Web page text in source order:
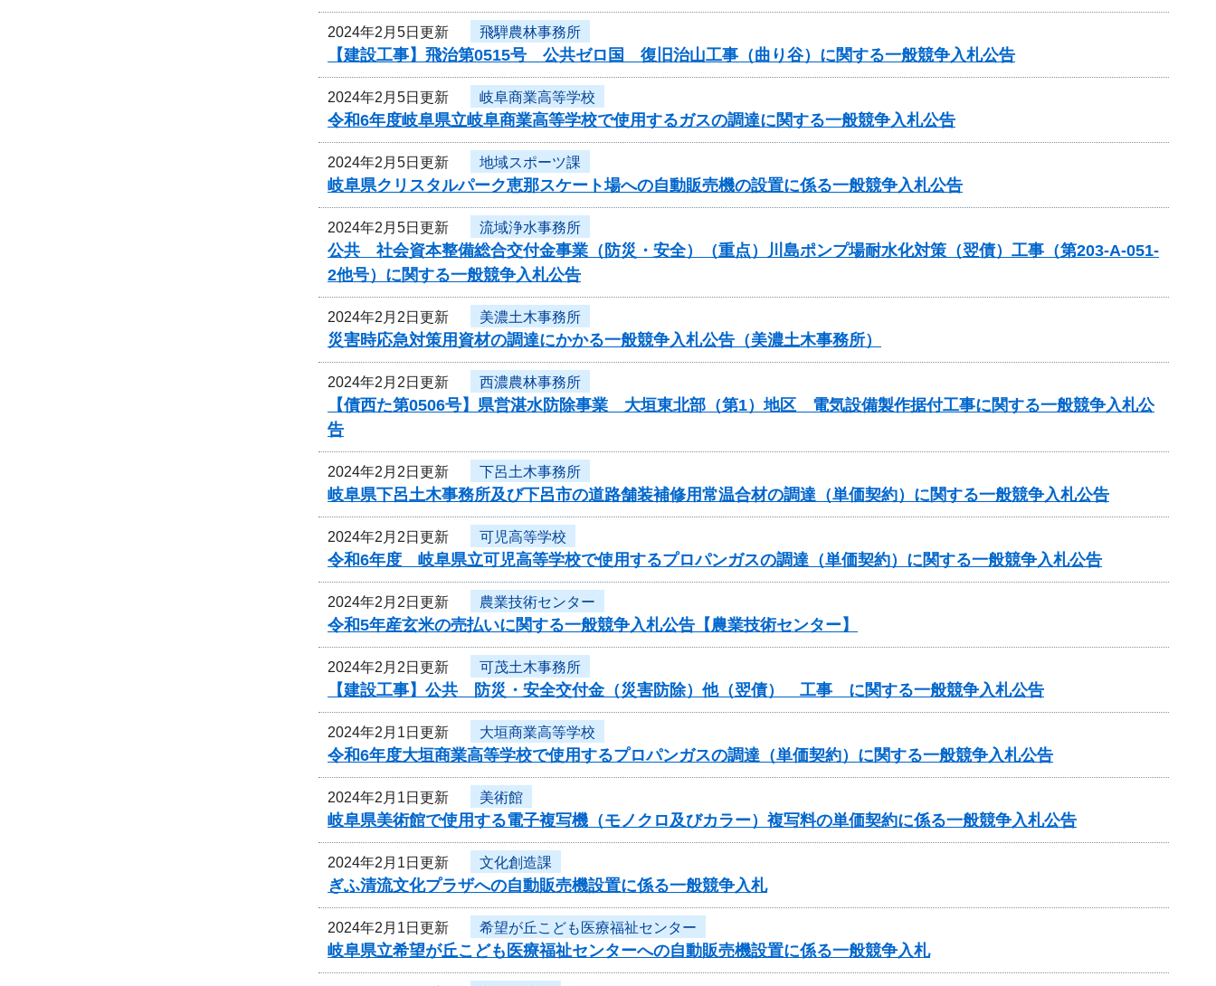
2024年2月5日更新 飛騨農林事務所
【建設工事】飛治第0515号 公共ゼロ国 復旧治山工事（曲り谷）に関する一般競争入札公告
2024年2月5日更新 岐阜商業高等学校
令和6年度岐阜県立岐阜商業高等学校で使用するガスの調達に関する一般競争入札公告
2024年2月5日更新 地域スポーツ課
岐阜県クリスタルパーク恵那スケート場への自動販売機の設置に係る一般競争入札公告
2024年2月5日更新 流域浄水事務所
公共 社会資本整備総合交付金事業（防災・安全）（重点）川島ポンプ場耐水化対策（翌債）工事（第203-A-051-
2他号）に関する一般競争入札公告
2024年2月2日更新 美濃土木事務所
災害時応急対策用資材の調達にかかる一般競争入札公告（美濃土木事務所）
2024年2月2日更新 西濃農林事務所
【債西た第0506号】県営湛水防除事業 大垣東北部（第1）地区 電気設備製作据付工事に関する一般競争入札公
告
2024年2月2日更新 下呂土木事務所
岐阜県下呂土木事務所及び下呂市の道路舗装補修用常温合材の調達（単価契約）に関する一般競争入札公告
2024年2月2日更新 可児高等学校
令和6年度 岐阜県立可児高等学校で使用するプロパンガスの調達（単価契約）に関する一般競争入札公告
2024年2月2日更新 農業技術センター
令和5年産玄米の売払いに関する一般競争入札公告【農業技術センター】
2024年2月2日更新 可茂土木事務所
【建設工事】公共 防災・安全交付金（災害防除）他（翌債） 工事 に関する一般競争入札公告
2024年2月1日更新 大垣商業高等学校
令和6年度大垣商業高等学校で使用するプロパンガスの調達（単価契約）に関する一般競争入札公告
2024年2月1日更新 美術館
岐阜県美術館で使用する電子複写機（モノクロ及びカラー）複写料の単価契約に係る一般競争入札公告
2024年2月1日更新 文化創造課
ぎふ清流文化プラザへの自動販売機設置に係る一般競争入札
2024年2月1日更新 希望が丘こども医療福祉センター
岐阜県立希望が丘こども医療福祉センターへの自動販売機設置に係る一般競争入札